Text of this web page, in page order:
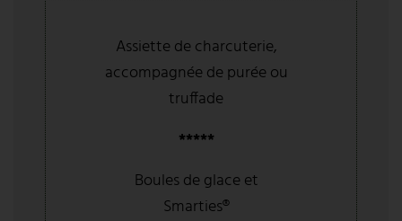
Assiette de charcuterie,
accompagnée de purée ou
truffade
*****
Boules de glace et
Smarties®